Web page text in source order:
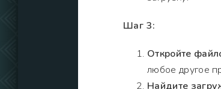
Шаг 3:
Откройте
любое другое
Найдите